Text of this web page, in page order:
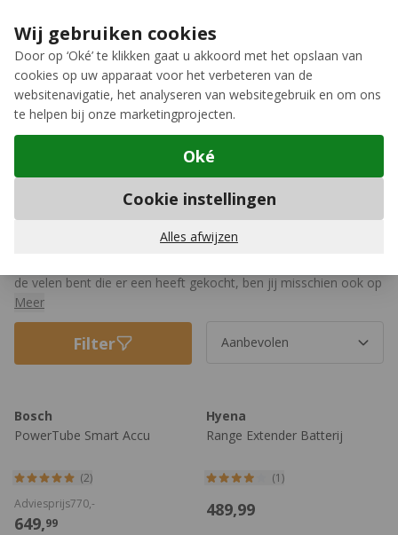
Wij gebruiken cookies
Door op ‘Oké’ te klikken gaat u akkoord met het opslaan van
cookies op uw apparaat voor het verbeteren van de
websitenavigatie, het analyseren van websitegebruik en om ons
te helpen bij onze marketingprojecten.
Oké
Cookie instellingen
Alles afwijzen
Meer keuze, meer plezier
12GO Biking
Accessoires
Accessoires voor elektrische
de velen bent die er een heeft gekocht, ben jij misschien ook op
zoek naar accessoires van topkwaliteit die erbij horen.
Meer
Filter
Bosch
PowerTube Smart Accu
(2)
649,99
Adviesprijs770,-
Hyena
Range Extender Batterij
(1)
489,99